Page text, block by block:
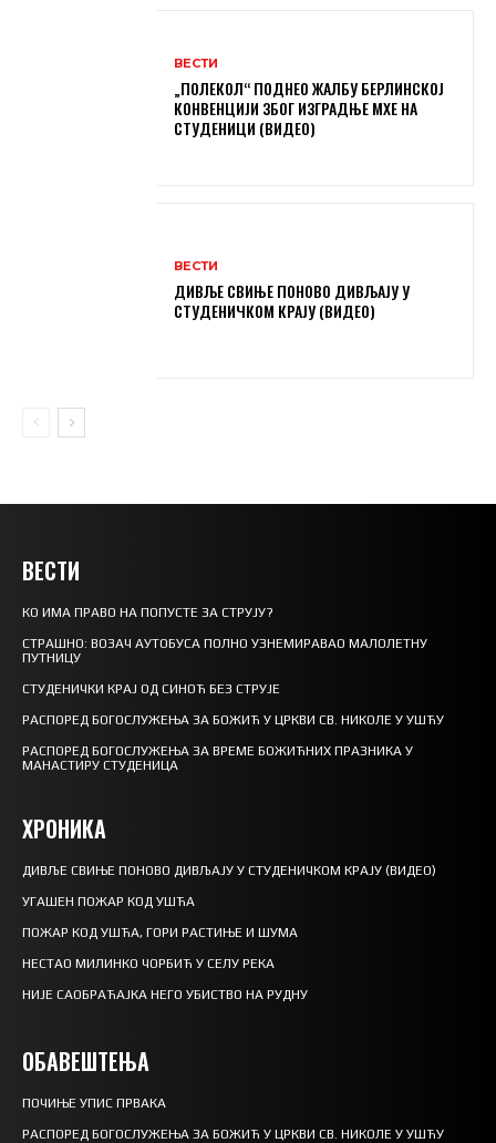
ВЕСТИ
„ПОЛЕКОЛ“ ПОДНЕО ЖАЛБУ БЕРЛИНСКОЈ
КОНВЕНЦИЈИ ЗБОГ ИЗГРАДЊЕ МХЕ НА
СТУДЕНИЦИ (ВИДЕО)
ВЕСТИ
ДИВЉЕ СВИЊЕ ПОНОВО ДИВЉАЈУ У
СТУДЕНИЧКОМ КРАЈУ (ВИДЕО)
ВЕСТИ
КО ИМА ПРАВО НА ПОПУСТЕ ЗА СТРУЈУ?
СТРАШНО: ВОЗАЧ АУТОБУСА ПОЛНО УЗНЕМИРАВАО МАЛОЛЕТНУ
ПУТНИЦУ
СТУДЕНИЧКИ КРАЈ ОД СИНОЋ БЕЗ СТРУЈЕ
РАСПОРЕД БОГОСЛУЖЕЊА ЗА БОЖИЋ У ЦРКВИ СВ. НИКОЛЕ У УШЋУ
РАСПОРЕД БОГОСЛУЖЕЊА ЗА ВРЕМЕ БОЖИЋНИХ ПРАЗНИКА У
МАНАСТИРУ СТУДЕНИЦА
ХРОНИКА
ДИВЉЕ СВИЊЕ ПОНОВО ДИВЉАЈУ У СТУДЕНИЧКОМ КРАЈУ (ВИДЕО)
УГАШЕН ПОЖАР КОД УШЋА
ПОЖАР КОД УШЋА, ГОРИ РАСТИЊЕ И ШУМА
НЕСТАО МИЛИНКО ЧОРБИЋ У СЕЛУ РЕКА
НИЈЕ САОБРАЋАЈКА НЕГО УБИСТВО НА РУДНУ
ОБАВЕШТЕЊА
ПОЧИЊЕ УПИС ПРВАКА
РАСПОРЕД БОГОСЛУЖЕЊА ЗА БОЖИЋ У ЦРКВИ СВ. НИКОЛЕ У УШЋУ